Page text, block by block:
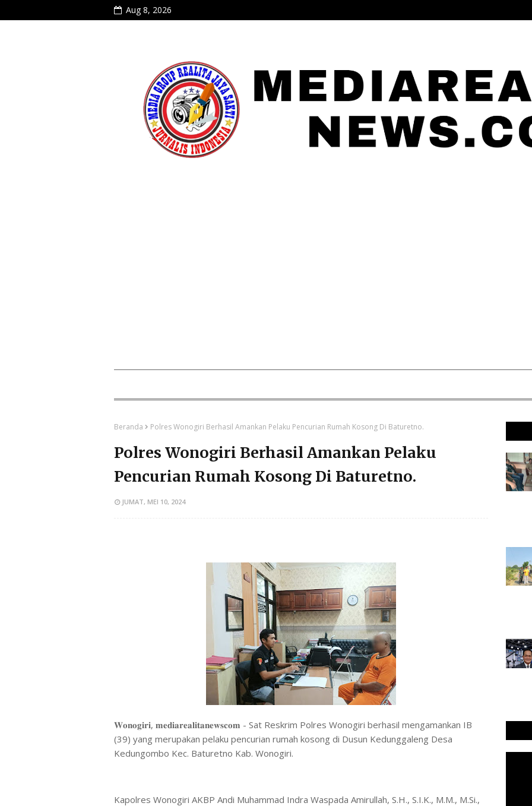
Aug 8, 2026
Beranda Polres Wonogiri Berhasil Amankan Pelaku Pencurian Rumah Kosong Di Baturetno.
Polres Wonogiri Berhasil Amankan Pelaku
Pencurian Rumah Kosong Di Baturetno.
JUMAT, MEI 10, 2024
𝐖𝐨𝐧𝐨𝐠𝐢𝐫𝐢, 𝐦𝐞𝐝𝐢𝐚𝐫𝐞𝐚𝐥𝐢𝐭𝐚𝐧𝐞𝐰𝐬𝐜𝐨𝐦 - Sat Reskrim Polres Wonogiri berhasil mengamankan IB
(39) yang merupakan pelaku pencurian rumah kosong di Dusun Kedunggaleng Desa
Kedungombo Kec. Baturetno Kab. Wonogiri.
Kapolres Wonogiri AKBP Andi Muhammad Indra Waspada Amirullah, S.H., S.I.K., M.M., M.Si.,